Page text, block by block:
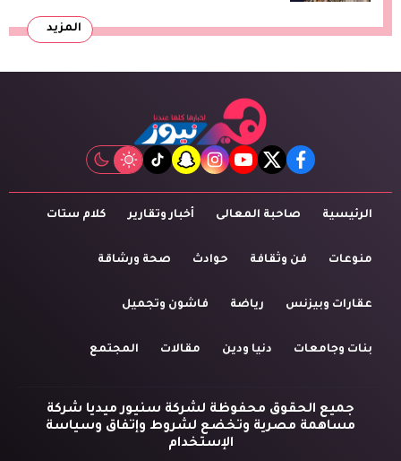
المزيد
facebook
twitter
youtube
instagram
snapchat
tiktok
الرئيسية صاحبة المعالى أخبار وتقارير كلام ستات
منوعات فن وثقافة حوادث صحة ورشاقة
عقارات وبيزنس رياضة فاشون وتجميل
بنات وجامعات دنيا ودين مقالات المجتمع
جميع الحقوق محفوظة لشركة سنيور ميديا شركة
مساهمة مصرية وتخضع لشروط وإتفاق وسياسة
الإستخدام